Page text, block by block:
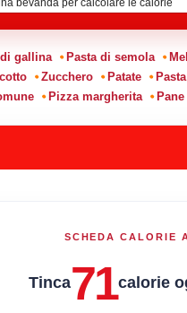
gallina Pasta di semola
Zucchero Patate
Pizza margherita
SCHEDA CALORIE
Tinca71calorie